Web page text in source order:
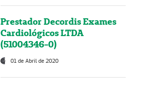
Prestador Decordis Exames
Cardiológicos LTDA
(51004346-0)
01 de Abril de 2020